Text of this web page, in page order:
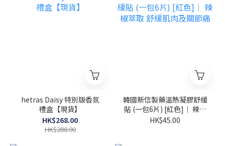
hetras Daisy 特別版香氛
禮盒【現貨】
HK$268.00
HK$288.00
韓國新信製藥溫熱凝膠舒緩
貼 (一包6片) [紅色]｜ 辣椒
萃取 舒緩肌肉及關節痛
HK$45.00